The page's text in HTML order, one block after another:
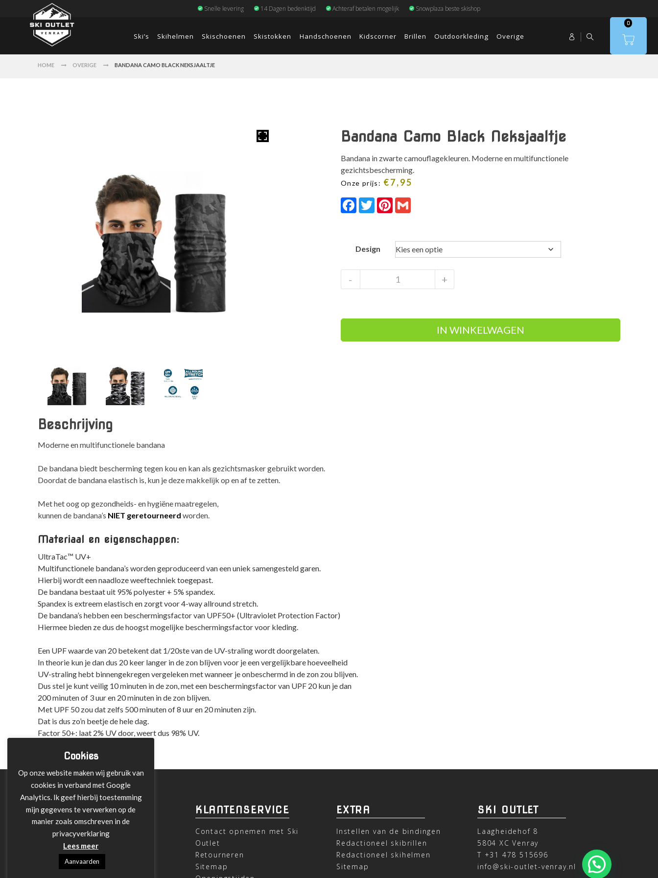
Snelle levering 14 Dagen bedenktijd Achteraf betalen mogelijk Snowplaza beste skishop
Ski’s Skihelmen Skischoenen Skistokken Handschoenen Kidscorner Brillen Outdoorkleding Overige
0
HOME OVERIGE BANDANA CAMO BLACK NEKSJAALTJE
Bandana Camo Black Neksjaaltje
Bandana in zwarte camouflagekleuren. Moderne en multifunctionele
gezichtsbescherming.
Onze prijs: €7,95
Facebook
TwitterPinterestGmail
Design
Camo
aantal
+
-
IN WINKELWAGEN
Beschrijving
Moderne en multifunctionele bandana
De bandana biedt bescherming tegen kou en kan als gezichtsmasker gebruikt worden.
Doordat de bandana elastisch is, kun je deze makkelijk op en af te zetten.
Met het oog op gezondheids- en hygiëne maatregelen,
kunnen de bandana’s NIET geretourneerd worden.
Materiaal en eigenschappen:
UltraTac™ UV+
Multifunctionele bandana’s worden geproduceerd van een uniek samengesteld garen.
Hierbij wordt een naadloze weeftechniek toegepast.
De bandana bestaat uit 95% polyester + 5% spandex.
Spandex is extreem elastisch en zorgt voor 4-way allround stretch.
De bandana’s hebben een beschermingsfactor van UPF50+ (Ultraviolet Protection Factor)
Hiermee bieden ze dus de hoogst mogelijke beschermingsfactor voor kleding.
Een UPF waarde van 20 betekent dat 1/20ste van de UV-straling wordt doorgelaten.
In theorie kun je dan dus 20 keer langer in de zon blijven voor je een vergelijkbare hoeveelheid
UV-straling hebt binnengekregen vergeleken met wanneer je onbeschermd in de zon zou blijven.
Dus stel je kunt veilig 10 minuten in de zon, met een beschermingsfactor van UPF 20 kun je dan
200 minuten of 3 uur en 20 minuten in de zon blijven.
Met UPF 50 zou dat zelfs 500 minuten of 8 uur en 20 minuten zijn.
Dat is dus zo’n beetje de hele dag.
Factor 50+: laat 2% UV door, weert dus 98% UV.
INFORMATIE
Over ons
Leveringen
Betalen met Klarna
Algemene Voorwaarden
KLANTENSERVICE
Contact opnemen met Ski
Outlet
Retourneren
Sitemap
EXTRA
Instellen van de bindingen
Redactioneel skibrillen
Redactioneel skihelmen
Sitemap
SKI OUTLET
Laagheidehof 8
5804 XC Venray
T +31 478 515696
info@ski-outlet-venray.nl
Cookies
Op onze website maken wij gebruik van
cookies in verband met Google
Analytics. Ik geef hierbij toestemming
mijn gegevens te verwerken op de
manier zoals omschreven in de
privacyverklaring
Lees meer
Aanvaarden